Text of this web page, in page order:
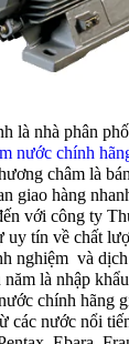
là nhà phân
nước chính
châm là
giao hàng
với công ty
uy tín về chất
nghiệm và
là nhập
chính hãng
các nước nổi